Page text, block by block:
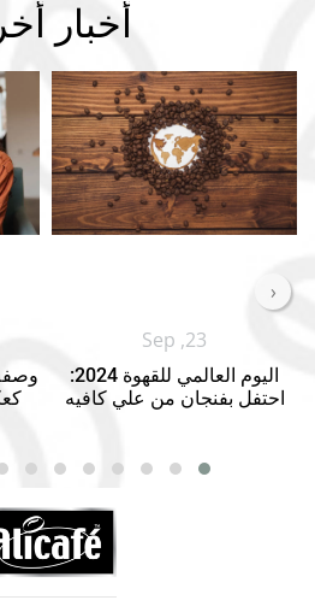
أخبار
Sep ,23
اليوم العالمي للقهوة 2024:
احتفل بفنجان من علي كافيه
‹